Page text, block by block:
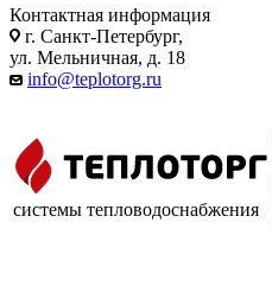
Контактная информация
г. Санкт-Петербург,
ул. Мельничная, д. 18
info@teplotorg.ru
системы тепловодоснабжения